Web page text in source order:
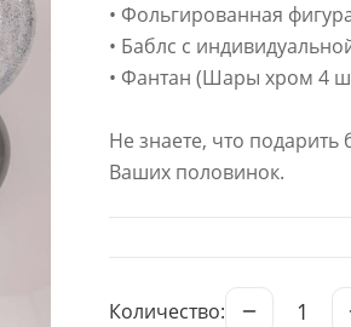
• Фольгированная
• Баблс с
• Фантан (Шары хром 4
Не знаете, что
Ваших половинок.
Количество: 1